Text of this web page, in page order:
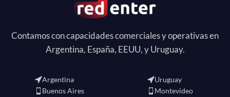
Contamos con capacidades comerciales y operativas en
Argentina, España, EEUU, y Uruguay.
Argentina
Buenos Aires
Uruguay
Montevideo